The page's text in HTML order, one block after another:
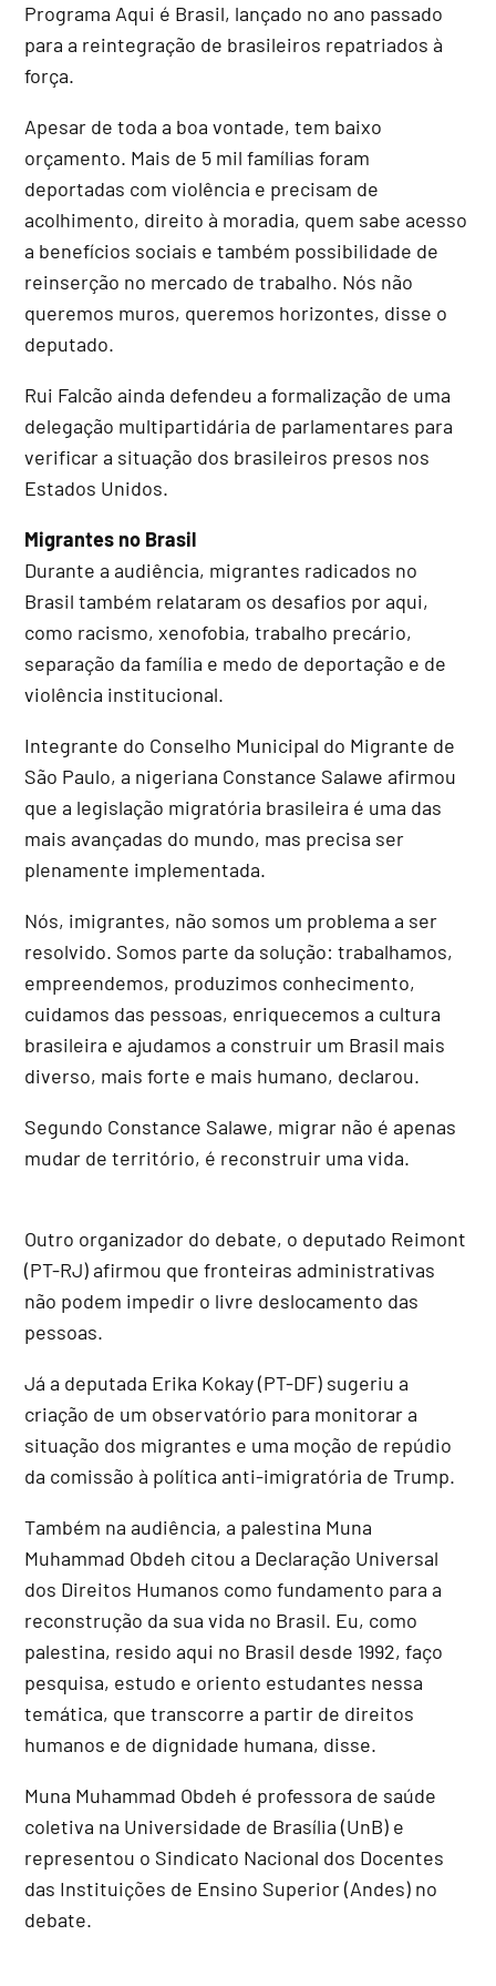
Programa Aqui é Brasil, lançado no ano passado
para a reintegração de brasileiros repatriados à
força.
Apesar de toda a boa vontade, tem baixo
orçamento. Mais de 5 mil famílias foram
deportadas com violência e precisam de
acolhimento, direito à moradia, quem sabe acesso
a benefícios sociais e também possibilidade de
reinserção no mercado de trabalho. Nós não
queremos muros, queremos horizontes, disse o
deputado.
Rui Falcão ainda defendeu a formalização de uma
delegação multipartidária de parlamentares para
verificar a situação dos brasileiros presos nos
Estados Unidos.
Migrantes no Brasil
Durante a audiência, migrantes radicados no
Brasil também relataram os desafios por aqui,
como racismo, xenofobia, trabalho precário,
separação da família e medo de deportação e de
violência institucional.
Integrante do Conselho Municipal do Migrante de
São Paulo, a nigeriana Constance Salawe afirmou
que a legislação migratória brasileira é uma das
mais avançadas do mundo, mas precisa ser
plenamente implementada.
Nós, imigrantes, não somos um problema a ser
resolvido. Somos parte da solução: trabalhamos,
empreendemos, produzimos conhecimento,
cuidamos das pessoas, enriquecemos a cultura
brasileira e ajudamos a construir um Brasil mais
diverso, mais forte e mais humano, declarou.
Segundo Constance Salawe, migrar não é apenas
mudar de território, é reconstruir uma vida.
Outro organizador do debate, o deputado Reimont
(PT-RJ) afirmou que fronteiras administrativas
não podem impedir o livre deslocamento das
pessoas.
Já a deputada Erika Kokay (PT-DF) sugeriu a
criação de um observatório para monitorar a
situação dos migrantes e uma moção de repúdio
da comissão à política anti-imigratória de Trump.
Também na audiência, a palestina Muna
Muhammad Obdeh citou a Declaração Universal
dos Direitos Humanos como fundamento para a
reconstrução da sua vida no Brasil. Eu, como
palestina, resido aqui no Brasil desde 1992, faço
pesquisa, estudo e oriento estudantes nessa
temática, que transcorre a partir de direitos
humanos e de dignidade humana, disse.
Muna Muhammad Obdeh é professora de saúde
coletiva na Universidade de Brasília (UnB) e
representou o Sindicato Nacional dos Docentes
das Instituições de Ensino Superior (Andes) no
debate.